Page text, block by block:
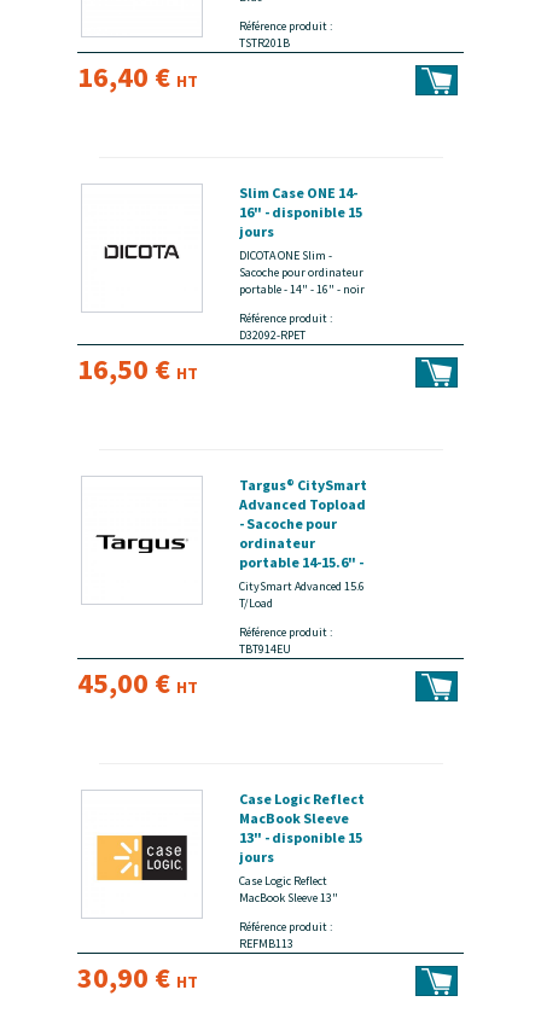
Référence produit :
TSTR201B
16,40 € HT
Slim Case ONE 14-
16" - disponible 15
jours
DICOTA ONE Slim -
Sacoche pour ordinateur
portable - 14" - 16" - noir
Référence produit :
D32092-RPET
16,50 € HT
Targus® CitySmart
Advanced Topload
- Sacoche pour
ordinateur
portable 14-15.6" -
Noir, gris -
disponible 15 jours
CitySmart Advanced 15.6
T/Load
Référence produit :
TBT914EU
45,00 € HT
Case Logic Reflect
MacBook Sleeve
13" - disponible 15
jours
Case Logic Reflect
MacBook Sleeve 13"
Référence produit :
REFMB113
30,90 € HT